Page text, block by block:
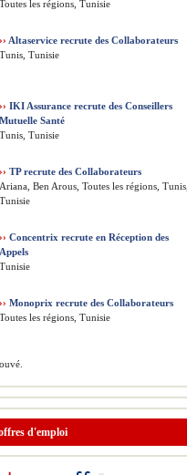
Toutes les régions, Tunisie
›› Altaservice recrute des Collaborateurs
Tunis, Tunisie
›› IKI Assurance recrute des Conseillers
Mutuelle Santé
Tunis, Tunisie
›› TP recrute des Collaborateurs
Ariana, Ben Arous, Toutes les régions, Tunis,
Tunisie
›› Concentrix recrute en Réception des
Appels
Tunisie
›› Monoprix recrute des Collaborateurs
Toutes les régions, Tunisie
d'emploi